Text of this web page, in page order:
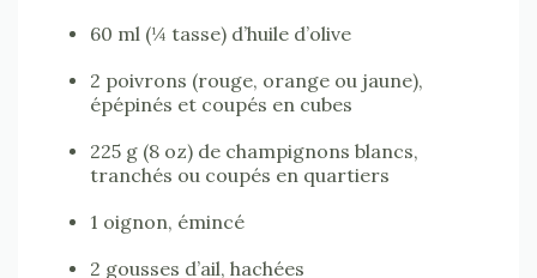
60 ml (¼ tasse) d’huile d’olive
2 poivrons (rouge, orange ou jaune),
épépinés et coupés en cubes
225 g (8 oz) de champignons blancs,
tranchés ou coupés en quartiers
1 oignon, émincé
2 gousses d’ail, hachées